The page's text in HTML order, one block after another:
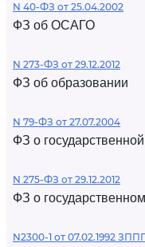
N 40-ФЗ от 25.04.2002
ФЗ об ОСАГО
N 273-ФЗ от 29.12.2012
ФЗ об образовании
N 79-ФЗ от 27.07.2004
ФЗ о
N 275-ФЗ от 29.12.2012
ФЗ о
N2300-1 от 07.02.1992